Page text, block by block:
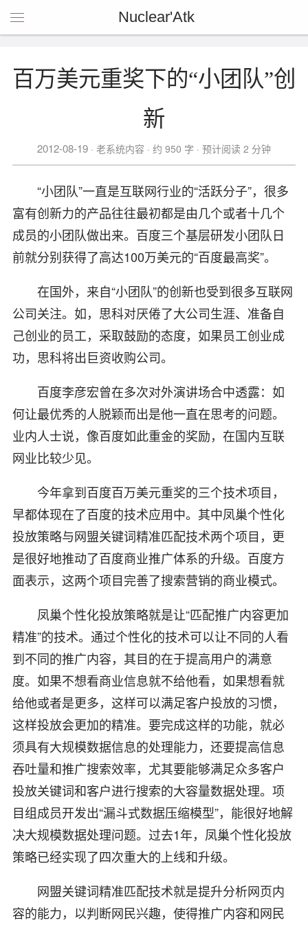
Nuclear'Atk
百万美元重奖下的“小团队”创
新
2012-08-19 老系统内容 约 950 字 预计阅读 2 分钟
“小团队”一直是互联网行业的“活跃分子”，很多
富有创新力的产品往往最初都是由几个或者十几个
成员的小团队做出来。百度三个基层研发小团队日
前就分别获得了高达100万美元的“百度最高奖”。
在国外，来自“小团队”的创新也受到很多互联网
公司关注。如，思科对厌倦了大公司生涯、准备自
己创业的员工，采取鼓励的态度，如果员工创业成
功，思科将出巨资收购公司。
百度李彦宏曾在多次对外演讲场合中透露：如
何让最优秀的人脱颖而出是他一直在思考的问题。
业内人士说，像百度如此重金的奖励，在国内互联
网业比较少见。
今年拿到百度百万美元重奖的三个技术项目，
早都体现在了百度的技术应用中。其中凤巢个性化
投放策略与网盟关键词精准匹配技术两个项目，更
是很好地推动了百度商业推广体系的升级。百度方
面表示，这两个项目完善了搜索营销的商业模式。
凤巢个性化投放策略就是让“匹配推广内容更加
精准”的技术。通过个性化的技术可以让不同的人看
到不同的推广内容，其目的在于提高用户的满意
度。如果不想看商业信息就不给他看，如果想看就
给他或者是更多，这样可以满足客户投放的习惯，
这样投放会更加的精准。要完成这样的功能，就必
须具有大规模数据信息的处理能力，还要提高信息
吞吐量和推广搜索效率，尤其要能够满足众多客户
投放关键词和客户进行搜索的大容量数据处理。项
目组成员开发出“漏斗式数据压缩模型”，能很好地解
决大规模数据处理问题。过去1年，凤巢个性化投放
策略已经实现了四次重大的上线和升级。
网盟关键词精准匹配技术就是提升分析网页内
容的能力，以判断网民兴趣，使得推广内容和网民